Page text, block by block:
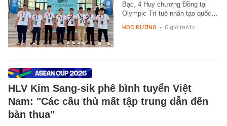
Bạc, 4 Huy chương Đồng tại
Olympic Trí tuệ nhân tạo quốc…
HỌC ĐƯỜNG - 6 giờ trước
HLV Kim Sang-sik phê bình tuyển Việt
Nam: "Các cầu thủ mất tập trung dẫn đến
bàn thua"